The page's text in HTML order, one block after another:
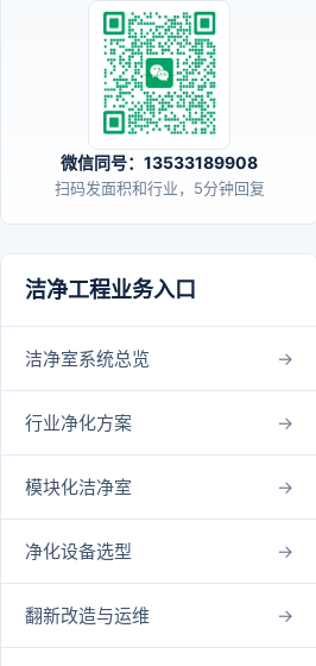
微信同号：13533189908
扫码发面积和行业，5分钟回复
洁净工程业务入口
洁净室系统总览
行业净化方案
模块化洁净室
净化设备选型
翻新改造与运维